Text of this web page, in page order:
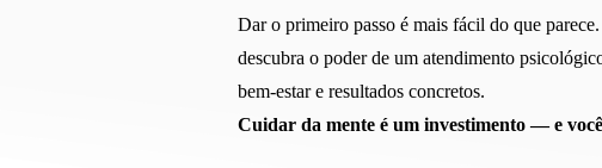
Dar o primeiro passo é mais fácil do que parece.
descubra o poder de um atendimento
bem-estar e resultados concretos.
Cuidar da mente é um investimento — e